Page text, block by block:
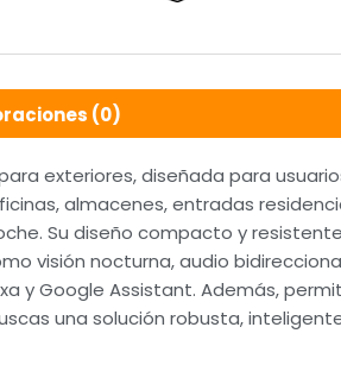
(0)
exteriores, diseñada para
almacenes, entradas
Su diseño compacto y
visión nocturna, audio
y Google Assistant. Además,
una solución robusta,